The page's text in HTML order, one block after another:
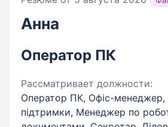
Анна
Оператор ПК
Рассматривает должности:
Оператор ПК, Офіс-менеджер,
підтримки, Менеджер по